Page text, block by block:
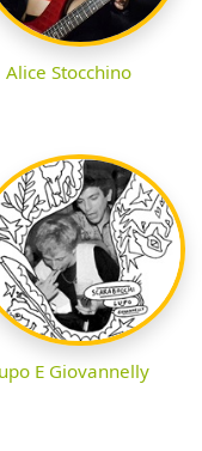
Alice Stocchino
E Giovannelly